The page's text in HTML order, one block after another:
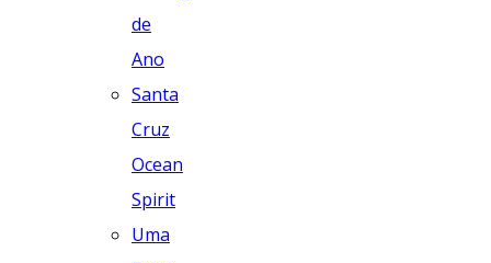
de
Ano
Santa
Cruz
Ocean
Spirit
Uma